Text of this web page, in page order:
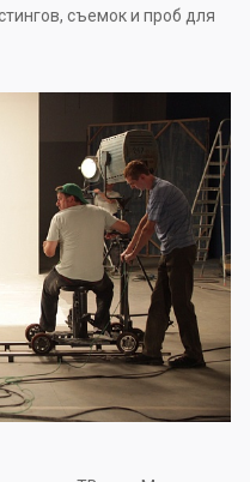
съемок и проб для